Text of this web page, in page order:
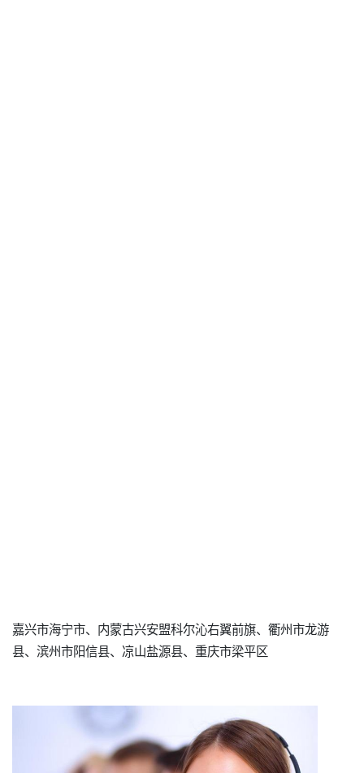
嘉兴市海宁市、内蒙古兴安盟科尔沁右翼前旗、衢州市龙游
县、滨州市阳信县、凉山盐源县、重庆市梁平区